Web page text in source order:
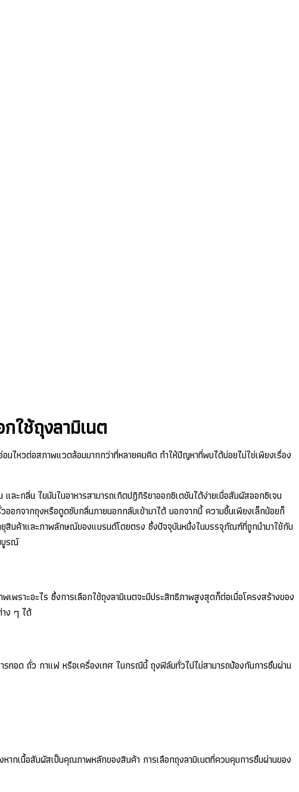
ใช้ถุงลามิเนต
ไหวต่อสภาพแวดล้อมมากกว่าที่หลายคนคิด ทำให้ปัญหาที่พบได้บ่อยไม่ใช่เพียงเรื่อง
กลิ่น ไขมันในอาหารสามารถเกิดปฏิกิริยาออกซิเดชันได้ง่ายเมื่อสัมผัสออกซิเจน
อกจากถุงหรือดูดซับกลิ่นภายนอกกลับเข้ามาได้ นอกจากนี้ ความชื้นเพียงเล็กน้อยก็
สินค้าและภาพลักษณ์ของแบรนด์โดยตรง ซึ่งปัจจุบันหนึ่งในบรรจุภัณฑ์ที่ถูกนำมาใช้กับ
บูรณ์
เพราะอะไร ซึ่งการเลือกใช้ถุงลามิเนตจะมีประสิทธิภาพสูงสุดก็ต่อเมื่อโครงสร้างของ
ง ๆ ได้
รทอด ถั่ว กาแฟ หรือเครื่องเทศ ในกรณีนี้ ถุงฟิล์มทั่วไปไม่สามารถป้องกันการซึมผ่าน
กเนื้อสัมผัสเป็นคุณภาพหลักของสินค้า การเลือกถุงลามิเนตที่ควบคุมการซึมผ่านของ